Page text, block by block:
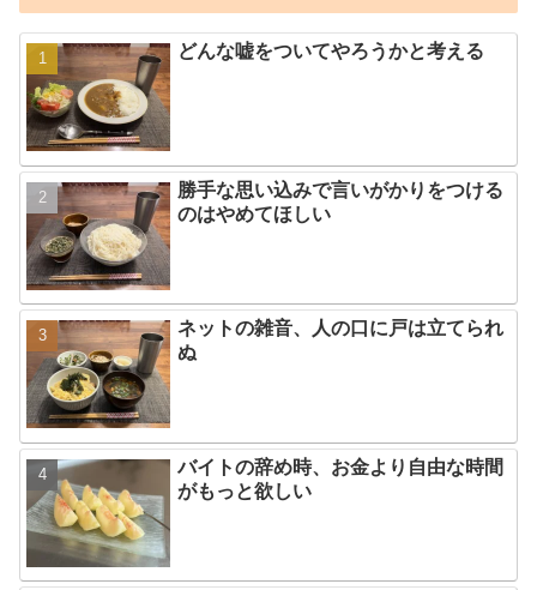
どんな嘘をついてやろうかと考える
勝手な思い込みで言いがかりをつける
のはやめてほしい
ネットの雑音、人の口に戸は立てられ
ぬ
バイトの辞め時、お金より自由な時間
がもっと欲しい